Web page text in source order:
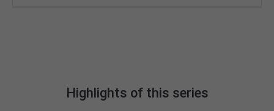
Highlights of this series